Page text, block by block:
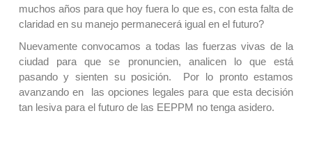
muchos años para que hoy fuera lo que es, con esta falta de
claridad en su manejo permanecerá igual en el futuro?
Nuevamente convocamos a todas las fuerzas vivas de la
ciudad para que se pronuncien, analicen lo que está
pasando y sienten su posición. Por lo pronto estamos
avanzando en las opciones legales para que esta decisión
tan lesiva para el futuro de las EEPPM no tenga asidero.